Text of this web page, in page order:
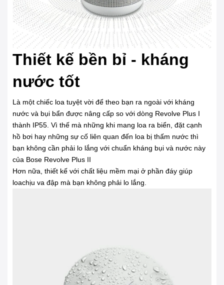
Thiết kế bền bỉ - kháng
nước tốt
Là một chiếc loa tuyệt vời để theo bạn ra ngoài với kháng
nước và bụi bẩn được nâng cấp so với dòng Revolve Plus I
thành IP55. Vì thế mà những khi mang loa ra biển, đặt cạnh
hồ bơi hay những sự cố liên quan đến loa bị thấm nước thì
bạn không cần phải lo lắng với chuẩn kháng bụi và nước này
của Bose Revolve Plus II
Hơn nữa, thiết kế với chất liệu mềm mại ở phần đáy giúp
loachịu va đập mà bạn không phải lo lắng.